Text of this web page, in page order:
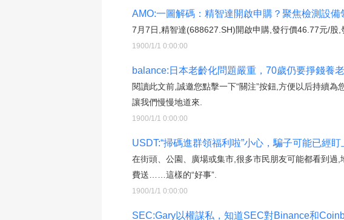
AMO:一圖解碼：精智達開啟申購？聚焦檢測設
7月7日,精智達(688627.SH)開啟申購,發行價46.77元/股
1900/1/1 0:00:00
balance:日本老齡化問題嚴重，70歲仍要掙錢養
閱讀此文前,誠邀您點擊一下“關注”按鈕,方便以后持續
讓我們慢慢地道來.
1900/1/1 0:00:00
USDT:“掃碼進群領福利啦”小心，騙子可能已經
在街頭、公園、廣場或集市,很多市民朋友可能都看到
費送……這樣的“好事”.
1900/1/1 0:00:00
SEC:Gary以權謀私，知道SEC對Binance和